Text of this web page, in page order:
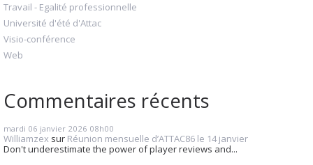
Travail - Egalité professionnelle
Université d'été d'Attac
Visio-conférence
Web
Commentaires récents
mardi 06 janvier 2026 08h00
Williamzex sur Réunion mensuelle d’ATTAC86 le 14 janvier
Don't underestimate the power of player reviews and...